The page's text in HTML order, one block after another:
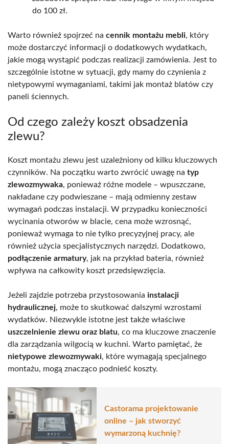
do 100 zł.
Warto również spojrzeć na cennik montażu mebli, który
może dostarczyć informacji o dodatkowych wydatkach,
jakie mogą wystąpić podczas realizacji zamówienia. Jest to
szczególnie istotne w sytuacji, gdy mamy do czynienia z
nietypowymi wymaganiami, takimi jak montaż blatów czy
paneli ściennych.
Od czego zależy koszt obsadzenia
zlewu?
Koszt montażu zlewu jest uzależniony od kilku kluczowych
czynników. Na początku warto zwrócić uwagę na typ
zlewozmywaka, ponieważ różne modele – wpuszczane,
nakładane czy podwieszane – mają odmienny zestaw
wymagań podczas instalacji. W przypadku konieczności
wycinania otworów w blacie, cena może wzrosnąć,
ponieważ wymaga to nie tylko precyzyjnej pracy, ale
również użycia specjalistycznych narzędzi. Dodatkowo,
podłączenie armatury, jak na przykład bateria, również
wpływa na całkowity koszt przedsięwzięcia.
Jeżeli zajdzie potrzeba przystosowania instalacji
hydraulicznej, może to skutkować dalszymi wzrostami
wydatków. Niezwykle istotne jest także właściwe
uszczelnienie zlewu oraz blatu, co ma kluczowe znaczenie
dla zarządzania wilgocią w kuchni. Warto pamiętać, że
nietypowe zlewozmywaki, które wymagają specjalnego
montażu, mogą znacząco podnieść koszty.
Castorama projektowanie
online – jak stworzyć
wymarzoną kuchnię?